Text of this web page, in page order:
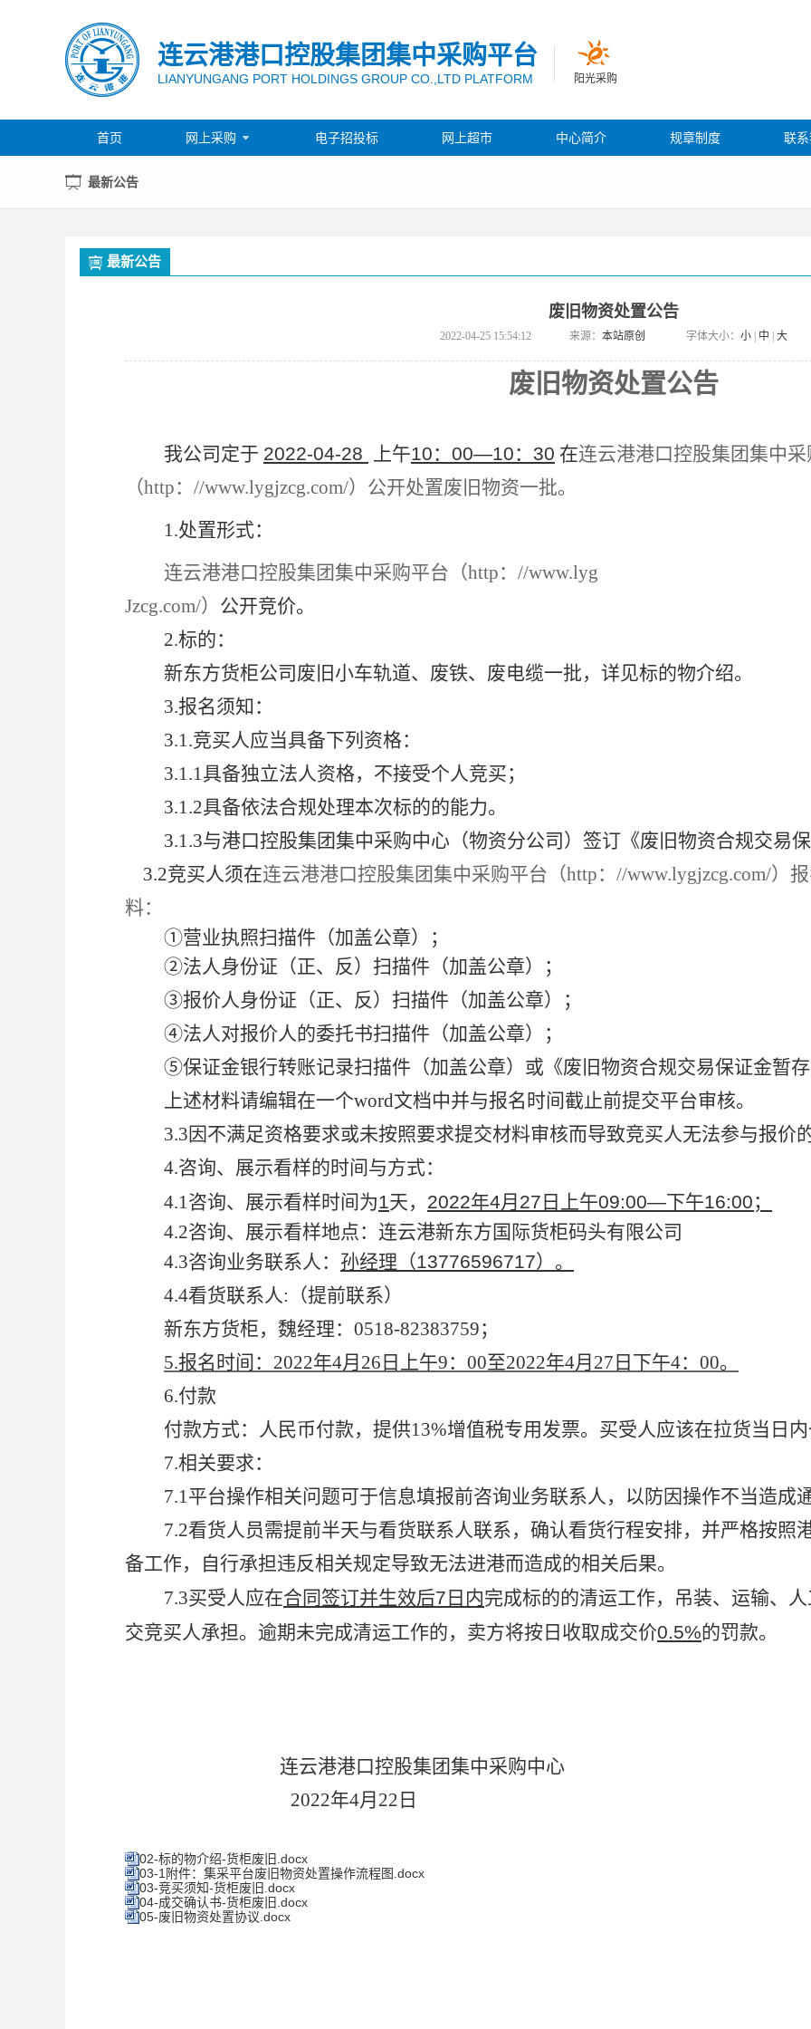
连云港港口控股集团集中采购平台
LIANYUNGANG PORT HOLDINGS GROUP CO.,LTD PLATFORM 阳光采购
首页 网上采购  电子招投标 网上超市 中心简介 规章制度 联
最新公告
最新公告
废旧物资处置公告
2022-04-25 15:54:12 来源： 本站原创 字体大小： 小 中 大
废旧物资处置公告
我公司定于 2022-04-28 上午10：00—10：30 在连云港港口控股集团集中
（http：//www.lygjzcg.com/）公开处置废旧物资一批。
1.处置形式：
连云港港口控股集团集中采购平台（http：//www.lyg
Jzcg.com/） 公开竞价。
2.标的：
新东方货柜公司废旧小车轨道、废铁、废电缆一批，详见标的物介绍。
3.报名须知：
3.1.竞买人应当具备下列资格：
3.1.1具备独立法人资格，不接受个人竞买；
3.1.2具备依法合规处理本次标的的能力。
3.1.3与港口控股集团集中采购中心（物资分公司）签订《废旧物资合规交易
3.2竞买人须在连云港港口控股集团集中采购平台（http：//www.lygjzcg.com/）
料：
①营业执照扫描件（加盖公章）；
②法人身份证（正、反）扫描件（加盖公章）；
③报价人身份证（正、反）扫描件（加盖公章）；
④法人对报价人的委托书扫描件（加盖公章）；
⑤保证金银行转账记录扫描件（加盖公章）或《废旧物资合规交易保证金暂
上述材料请编辑在一个word文档中并与报名时间截止前提交平台审核。
3.3因不满足资格要求或未按照要求提交材料审核而导致竞买人无法参与报价
4.咨询、展示看样的时间与方式：
4.1咨询、展示看样时间为1天， 2022年4月27日上午09:00—下午16:00；
4.2咨询、展示看样地点：连云港新东方国际货柜码头有限公司
4.3咨询业务联系人： 孙经理（13776596717）。
4.4看货联系人:（提前联系）
新东方货柜，魏经理：0518-82383759；
5.报名时间：2022年4月26日上午9：00至2022年4月27日下午4：00。
6.付款
付款方式：人民币付款，提供13%增值税专用发票。买受人应该在拉货当日
7.相关要求：
7.1平台操作相关问题可于信息填报前咨询业务联系人，以防因操作不当造成
7.2看货人员需提前半天与看货联系人联系，确认看货行程安排，并严格按照
备工作，自行承担违反相关规定导致无法进港而造成的相关后果。
7.3买受人应在合同签订并生效后7日内完成标的的清运工作，吊装、运输、
交竞买人承担。逾期未完成清运工作的，卖方将按日收取成交价0.5%的罚款。
连云港港口控股集团集中采购中心
2022年4月22日
02-标的物介绍-货柜废旧.docx
03-1附件：集采平台废旧物资处置操作流程图.docx
03-竞买须知-货柜废旧.docx
04-成交确认书-货柜废旧.docx
05-废旧物资处置协议.docx